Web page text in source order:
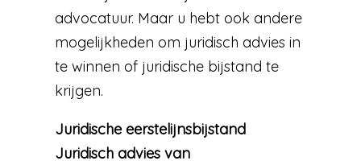
advocatuur. Maar u hebt ook andere
mogelijkheden om juridisch advies in
te winnen of juridische bijstand te
krijgen.
Juridische eerstelijnsbijstand
Juridisch advies van